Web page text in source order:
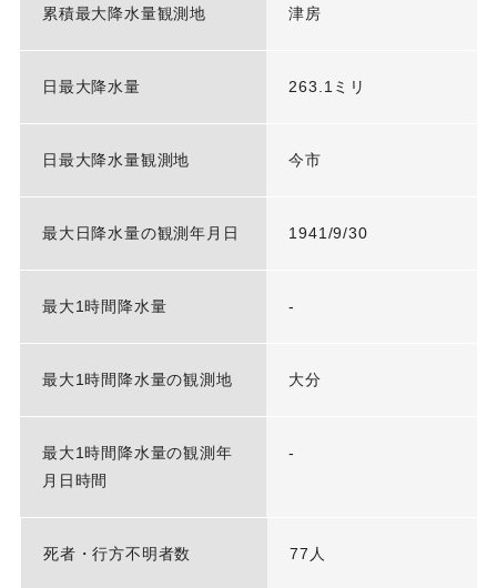
累積最大降水量観測地 津房
日最大降水量 263.1ミリ
日最大降水量観測地 今市
最大日降水量の観測年月日 1941/9/30
最大1時間降水量 -
最大1時間降水量の観測地 大分
最大1時間降水量の観測年
月日時間
-
死者・行方不明者数 77人